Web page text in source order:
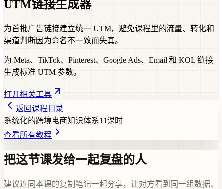
UTM链接生成器
为首批广告链接建立统一 UTM，避免课程里的流量、转化和
渠道判断因为命名不一致而失真。
为 Meta、TikTok、Pinterest、Google Ads、Email 和 KOL 链接
生成标准 UTM 参数。
打开相关工具
返回课程目录
系统化的跨境电商知识体系11课时
查看所有教程
把这节课发给一起复盘的人
建议连同本课的复制笔记一起分享，让对方看到同一组数据、